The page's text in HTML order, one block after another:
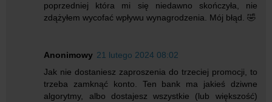
poprzedniej która mi się niedawno skończyła, nie
zdążyłem wycofać wpływu wynagrodzenia. Mój błąd. 🤣
Anonimowy 21 lutego 2024 08:02
Jak nie dostaniesz zaproszenia do trzeciej promocji, to
trzeba zamknąć konto. Ten bank ma jakieś dziwne
algorytmy, albo dostajesz wszystkie (lub większość)